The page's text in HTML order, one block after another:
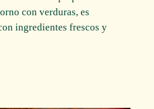
con verduras, es
ingredientes frescos y